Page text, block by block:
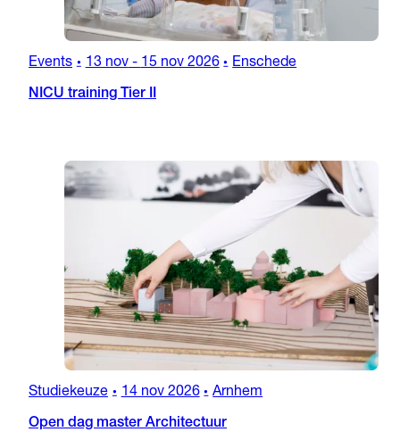
Events • 13 nov- 15 nov 2026 • Enschede
NICU training Tier II
Studiekeuze • 14 nov 2026 • Arnhem
Open dag master Architectuur